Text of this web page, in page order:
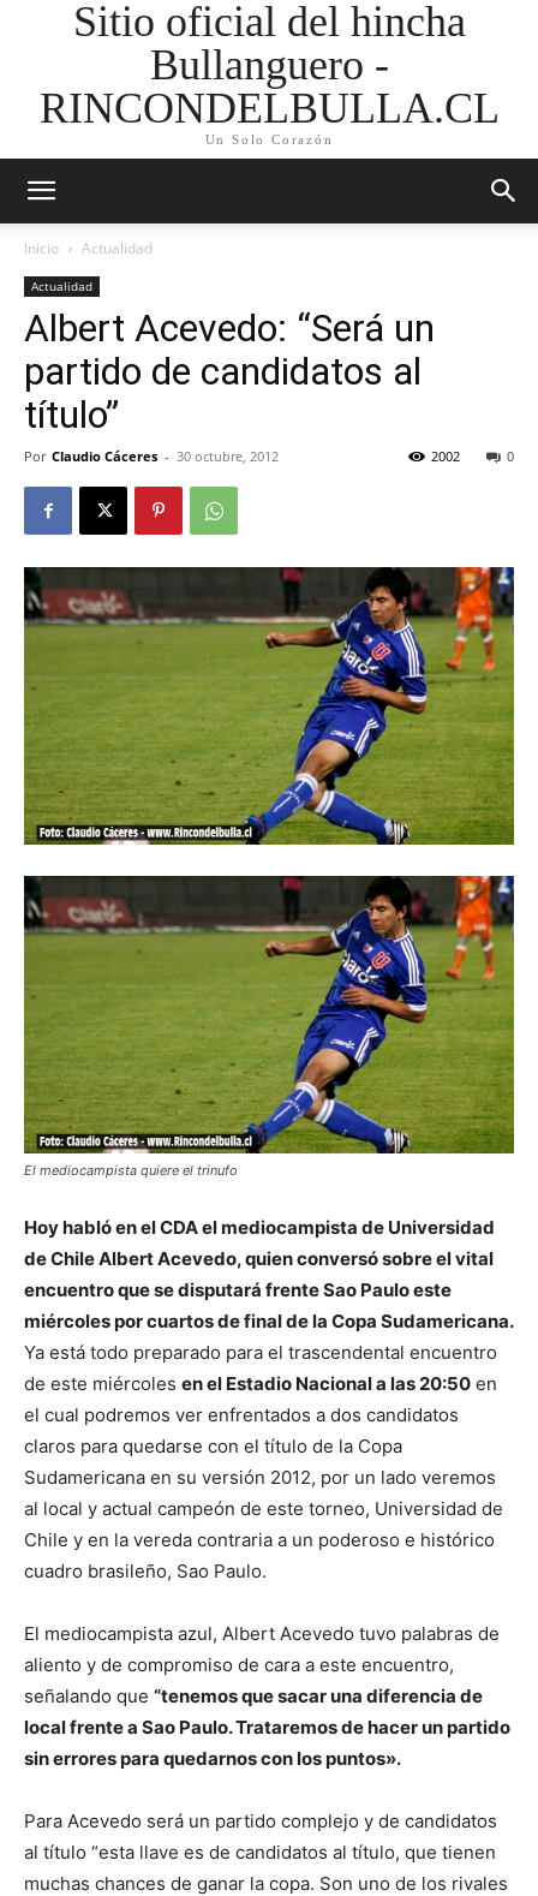
Sitio oficial del hincha
Bullanguero -
RINCONDELBULLA.CL
Un Solo Corazón
Inicio Actualidad
Actualidad
Albert Acevedo: “Será un
partido de candidatos al
título”
Por Claudio Cáceres - 30 octubre, 2012 0
2002
El mediocampista quiere el trinufo
Hoy habló en el CDA el mediocampista de Universidad
de Chile Albert Acevedo, quien conversó sobre el vital
encuentro que se disputará frente Sao Paulo este
miércoles por cuartos de final de la Copa Sudamericana.
Ya está todo preparado para el trascendental encuentro
de este miércoles en el Estadio Nacional a las 20:50 en
el cual podremos ver enfrentados a dos candidatos
claros para quedarse con el título de la Copa
Sudamericana en su versión 2012, por un lado veremos
al local y actual campeón de este torneo, Universidad de
Chile y en la vereda contraria a un poderoso e histórico
cuadro brasileño, Sao Paulo.
El mediocampista azul, Albert Acevedo tuvo palabras de
aliento y de compromiso de cara a este encuentro,
señalando que “tenemos que sacar una diferencia de
local frente a Sao Paulo. Trataremos de hacer un partido
sin errores para quedarnos con los puntos».
Para Acevedo será un partido complejo y de candidatos
al título “esta llave es de candidatos al título, que tienen
muchas chances de ganar la copa. Son uno de los rivales